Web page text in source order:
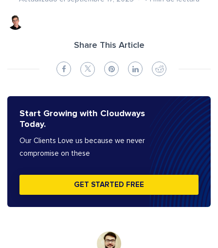
Share This Article
Start Growing with Cloudways
Today.
Our Clients Love us because we never
compromise on these
GET STARTED FREE